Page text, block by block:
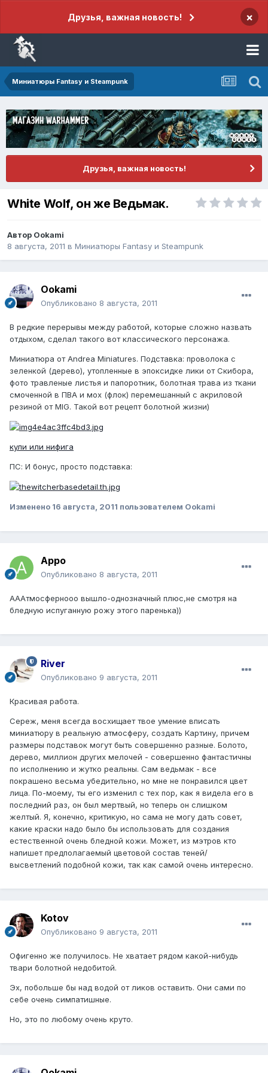
Друзья, важная новость! ×
Миниатюры Fantasy и Steampunk
Друзья, важная новость!
White Wolf, он же Ведьмак.
Автор Ookami
8 августа, 2011 в Миниатюры Fantasy и Steampunk
Ookami
Опубликовано 8 августа, 2011
В редкие перерывы между работой, которые сложно назвать
отдыхом, сделал такого вот классического персонажа.
Миниатюра от Andrea Miniatures. Подставка: проволока с
зеленкой (дерево), утопленные в эпоксидке лики от Скибора,
фото травленые листья и папоротник, болотная трава из ткани
смоченной в ПВА и мох (флок) перемешанный с акриловой
резиной от MIG. Такой вот рецепт болотной жизни)
кули или нифига
ПС: И бонус, просто подставка:
Изменено 16 августа, 2011 пользователем Ookami
Арро
Опубликовано 8 августа, 2011
АААтмосфернооо вышло-однозначный плюс,не смотря на
бледную испуганную рожу этого паренька))
River
Опубликовано 9 августа, 2011
Красивая работа.
Сереж, меня всегда восхищает твое умение вписать
миниатюру в реальную атмосферу, создать Картину, причем
размеры подставок могут быть совершенно разные. Болото,
дерево, миллион других мелочей - совершенно фантастичны
по исполнению и жутко реальны. Сам ведьмак - все
покрашено весьма убедительно, но мне не понравился цвет
лица. По-моему, ты его изменил с тех пор, как я видела его в
последний раз, он был мертвый, но теперь он слишком
желтый. Я, конечно, критикую, но сама не могу дать совет,
какие краски надо было бы использовать для создания
естественной очень бледной кожи. Может, из мэтров кто
напишет предполагаемый цветовой состав теней/
высветлений подобной кожи, так как самой очень интересно.
Kotov
Опубликовано 9 августа, 2011
Офигенно же получилось. Не хватает рядом какой-нибудь
твари болотной недобитой.
Эх, побольше бы над водой от ликов оставить. Они сами по
себе очень симпатишные.
Но, это по любому очень круто.